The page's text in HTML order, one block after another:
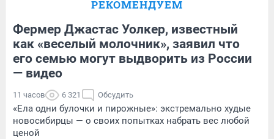
РЕКОМЕНДУЕМ
Фермер Джастас Уолкер, известный
как «веселый молочник», заявил что
его семью могут выдворить из России
— видео
11 часов 6 321 Обсудить
«Ела одни булочки и пирожные»: экстремально худые
новосибирцы — о своих попытках набрать вес любой
ценой